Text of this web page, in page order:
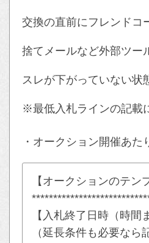
交換の直前にフレンドコ
捨てメールなど外部ツー
スレが下がっていない状
※最低入札ラインの記載
・オークション開催あ
【オークションのテン
【入札終了日時（時間
（延長条件も必要な